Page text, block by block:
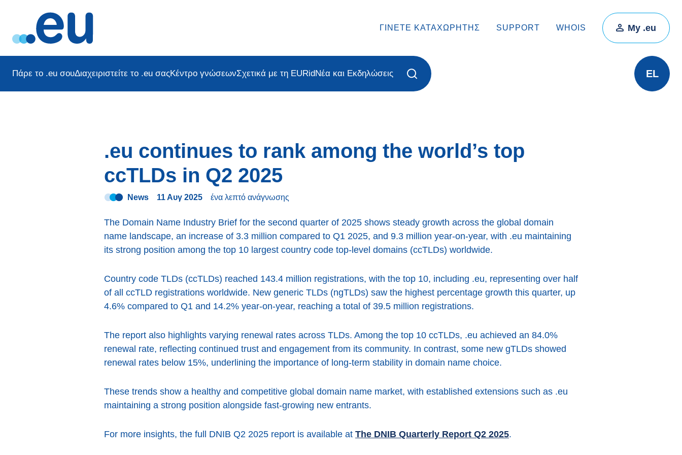
ΓΊΝΕΤΕ ΚΑΤΑΧΩΡΗΤΉΣ SUPPORT WHOIS My .eu
Πάρε το .eu σουΔιαχειριστείτε το .eu σαςΚέντρο γνώσεωνΣχετικά με τη EURidΝέα και Εκδηλώσεις EL
.eu continues to rank among the world’s top
ccTLDs in Q2 2025
News 11 Αυγ 2025 ένα λεπτόανάγνωσης
The Domain Name Industry Brief for the second quarter of 2025 shows steady growth across the global domain
name landscape, an increase of 3.3 million compared to Q1 2025, and 9.3 million year-on-year, with .eu maintaining
its strong position among the top 10 largest country code top-level domains (ccTLDs) worldwide.
Country code TLDs (ccTLDs) reached 143.4 million registrations, with the top 10, including .eu, representing over half
of all ccTLD registrations worldwide. New generic TLDs (ngTLDs) saw the highest percentage growth this quarter, up
4.6% compared to Q1 and 14.2% year-on-year, reaching a total of 39.5 million registrations.
The report also highlights varying renewal rates across TLDs. Among the top 10 ccTLDs, .eu achieved an 84.0%
renewal rate, reflecting continued trust and engagement from its community. In contrast, some new gTLDs showed
renewal rates below 15%, underlining the importance of long-term stability in domain name choice.
These trends show a healthy and competitive global domain name market, with established extensions such as .eu
maintaining a strong position alongside fast-growing new entrants.
For more insights, the full DNIB Q2 2025 report is available at The DNIB Quarterly Report Q2 2025.